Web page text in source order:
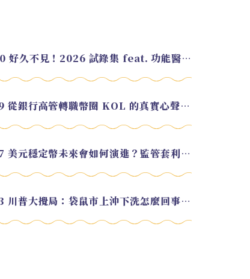
EP.220 好久不見！2026 試錄集 feat. 功能醫學營養師 美寶
EP.219 從銀行高管轉職幣圈 KOL 的真實心聲 feat.龜大
EP.217 美元穩定幣未來會如何演進？監管套利終將收斂？feat. 研究員 余哲安
EP.213 川普大攪局：袋鼠市上沖下洗怎麼回事？feat. Alvin